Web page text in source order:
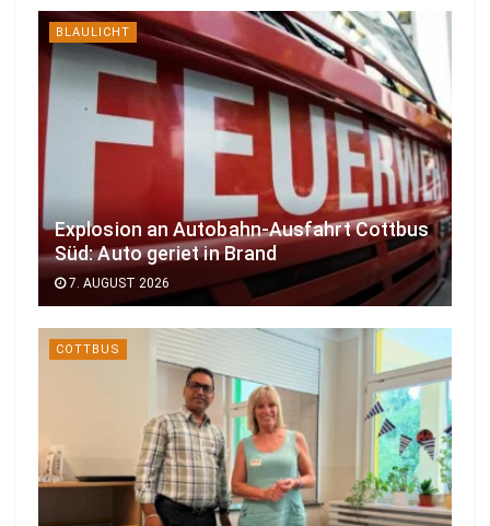
BLAULICHT
Explosion an Autobahn-Ausfahrt Cottbus
Süd: Auto geriet in Brand
7. AUGUST 2026
COTTBUS